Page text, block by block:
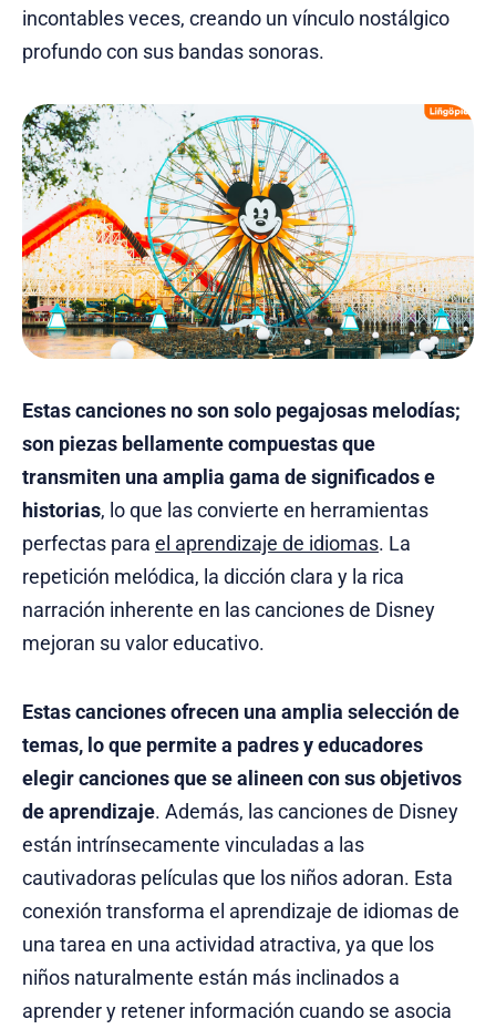
incontables veces, creando un vínculo nostálgico
profundo con sus bandas sonoras.
Estas canciones no son solo pegajosas melodías;
son piezas bellamente compuestas que
transmiten una amplia gama de significados e
historias, lo que las convierte en herramientas
perfectas para el aprendizaje de idiomas. La
repetición melódica, la dicción clara y la rica
narración inherente en las canciones de Disney
mejoran su valor educativo.
Estas canciones ofrecen una amplia selección de
temas, lo que permite a padres y educadores
elegir canciones que se alineen con sus objetivos
de aprendizaje. Además, las canciones de Disney
están intrínsecamente vinculadas a las
cautivadoras películas que los niños adoran. Esta
conexión transforma el aprendizaje de idiomas de
una tarea en una actividad atractiva, ya que los
niños naturalmente están más inclinados a
aprender y retener información cuando se asocia